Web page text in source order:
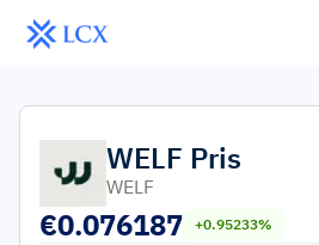
WELF Pris
WELF
€0.076187 +0.95233%